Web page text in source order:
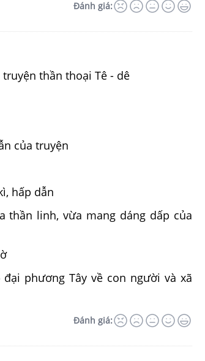
Đánh giá:
thần thoại Tê - dê
của truyện
hấp dẫn
thần linh, vừa mang dáng dấp của
phương Tây về con người và xã
Đánh giá: